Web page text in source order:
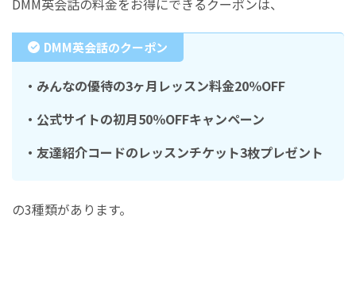
DMM英会話のクーポン
・みんなの優待の3ヶ月レッスン料金20％OFF
・公式サイトの初月50％OFFキャンペーン
・友達紹介コードのレッスンチケット3枚プレゼント
の3種類があります。